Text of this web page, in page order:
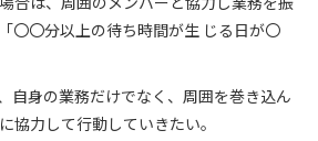
〇〇分以上の待ち時間が生 じる日が〇
自身の業務だけでなく、周囲を巻き込ん
協力して行動していきたい。